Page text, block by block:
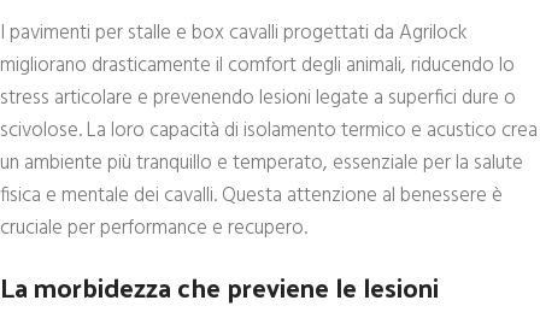
I pavimenti per stalle e box cavalli progettati da Agrilock
migliorano drasticamente il comfort degli animali, riducendo lo
stress articolare e prevenendo lesioni legate a superfici dure o
scivolose. La loro capacità di isolamento termico e acustico crea
un ambiente più tranquillo e temperato, essenziale per la salute
fisica e mentale dei cavalli. Questa attenzione al benessere è
cruciale per performance e recupero.
La morbidezza che previene le lesioni